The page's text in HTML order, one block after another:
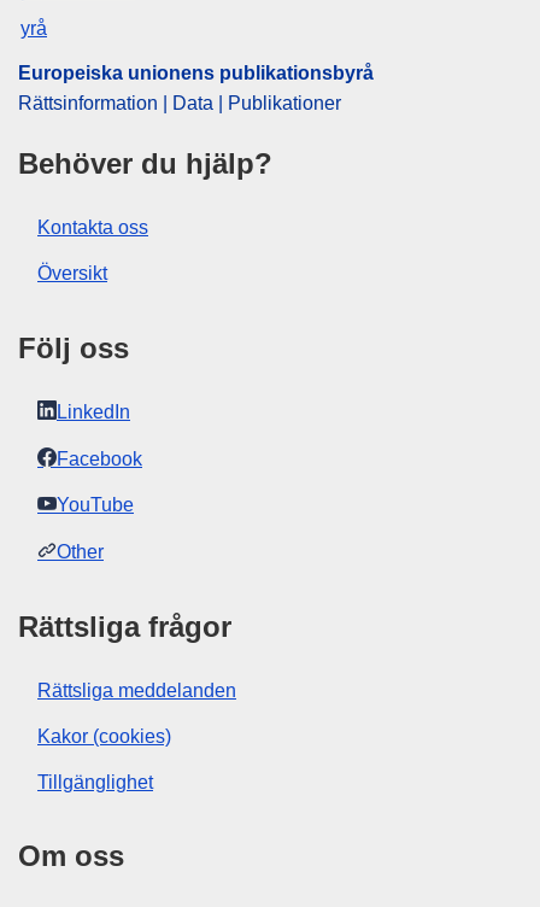
Europeiska unionens publikationsbyrå
Rättsinformation | Data | Publikationer
Behöver du hjälp?
Kontakta oss
Översikt
Följ oss
LinkedIn
Facebook
YouTube
Other
Rättsliga frågor
Rättsliga meddelanden
Kakor (cookies)
Tillgänglighet
Om oss